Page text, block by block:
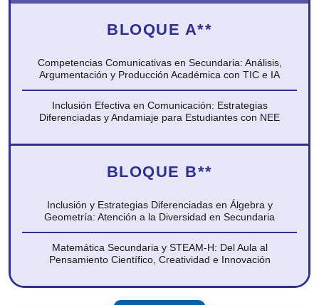
BLOQUE A**
Competencias Comunicativas en Secundaria: Análisis,
Argumentación y Producción Académica con TIC e IA
Inclusión Efectiva en Comunicación: Estrategias
Diferenciadas y Andamiaje para Estudiantes con NEE
BLOQUE B**
Inclusión y Estrategias Diferenciadas en Álgebray
Geometría: Atención a la Diversidad en Secundaria
Matemática Secundaria y STEAM-H: Del Aula al
Pensamiento Científico, Creatividad e Innovación